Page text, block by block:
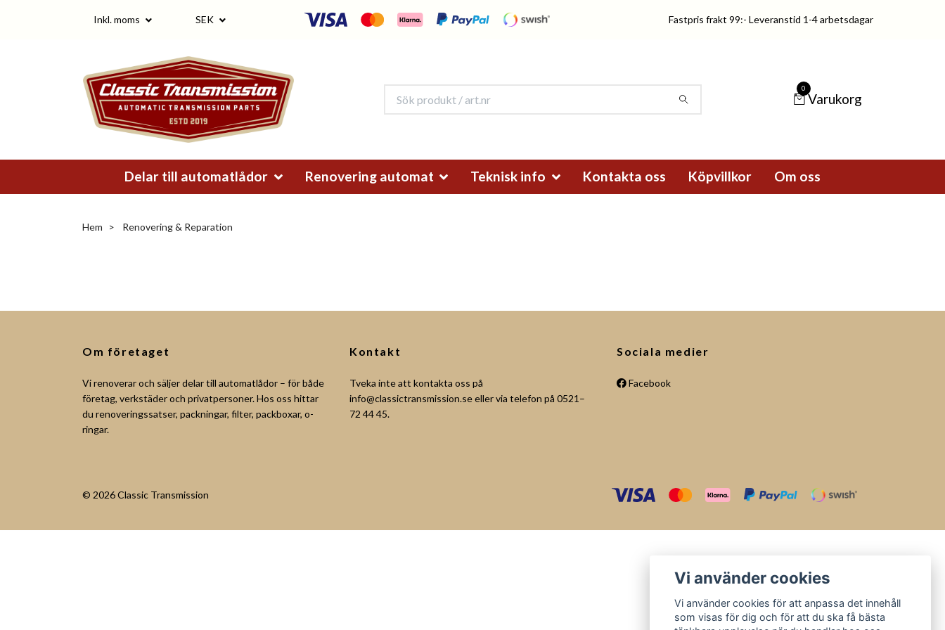
Inkl. moms SEK Fastpris frakt 99:- Leveranstid 1-4 arbetsdagar
0
Varukorg
Delar till automatlådor Renovering automat Teknisk info Kontakta oss Köpvillkor Om oss
Hem Renovering & Reparation
Om företaget
Vi renoverar och säljer delar till automatlådor – för både
företag, verkstäder och privatpersoner. Hos oss hittar
du renoveringssatser, packningar, filter, packboxar, o-
ringar.
Kontakt
Tveka inte att kontakta oss på
info@classictransmission.seeller via telefon på 0521–
72 44 45.
Sociala medier
Facebook
© 2026 Classic Transmission
Vi använder cookies
Vi använder cookies för att anpassa det innehåll
som visas för dig och för att du ska få bästa